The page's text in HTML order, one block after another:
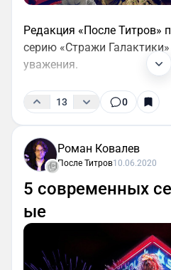
Редакция «После Титров»
серию «Стражи
уважения.
13 0
Роман Ковалев
После Титров10.06.2020
5 современных
ые